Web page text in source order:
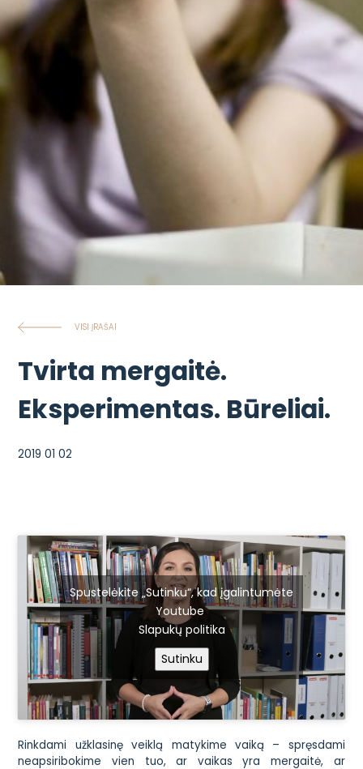
VISI ĮRAŠAI
Tvirta mergaitė.
Eksperimentas. Būreliai.
2019 01 02
Spustelėkite „Sutinku“, kad įgalintumėte
Youtube
Slapukų politika
Sutinku
Rinkdami užklasinę veiklą matykime vaiką – spręsdami
neapsiribokime vien tuo, ar vaikas yra mergaitė, ar